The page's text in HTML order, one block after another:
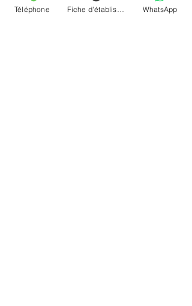
Téléphone WhatsApp